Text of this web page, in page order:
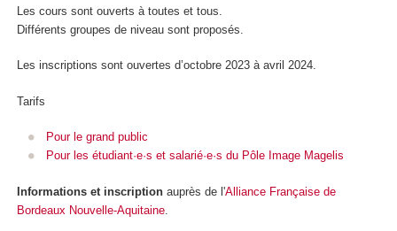
Les cours sont ouverts à toutes et tous.
Différents groupes de niveau sont proposés.
Les inscriptions sont ouvertes d’octobre 2023 à avril 2024.
Tarifs
Pour le grand public
Pour les étudiant·e·s et salarié·e·s du Pôle Image Magelis
Informations et inscription auprès de l'Alliance Française de
Bordeaux Nouvelle-Aquitaine